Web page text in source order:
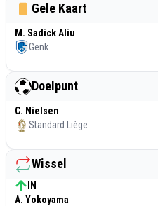
Gele Kaart
M. Sadick Aliu
Genk
Doelpunt
C. Nielsen
Standard Liège
Wissel
IN
A. Yokoyama